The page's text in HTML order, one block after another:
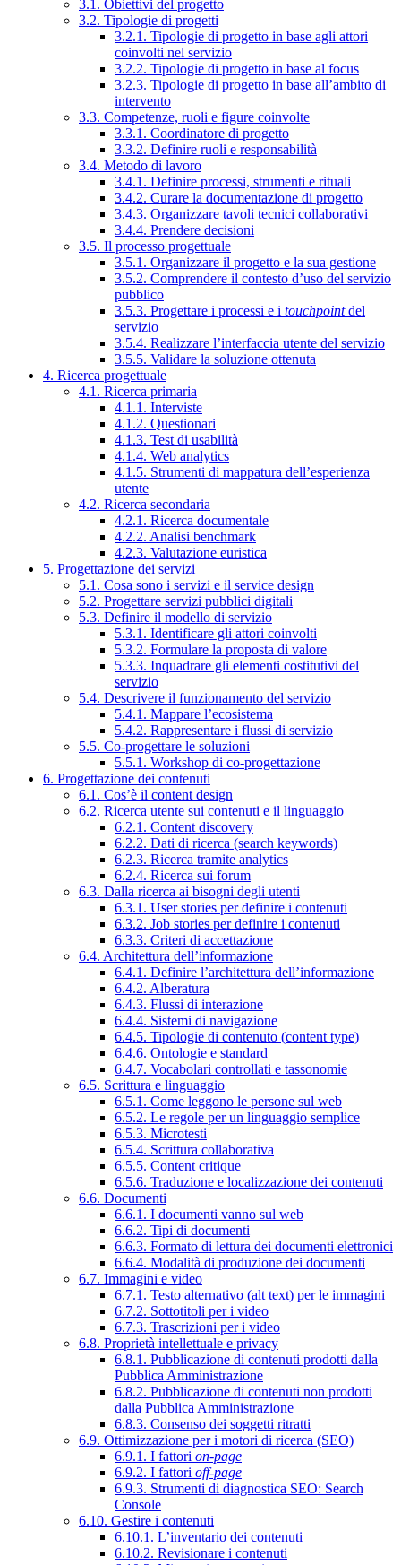
3.1. Obiettivi del progetto
3.2. Tipologie di progetti
3.2.1. Tipologie di progetto in base agli attori
coinvolti nel servizio
3.2.2. Tipologie di progetto in base al focus
3.2.3. Tipologie di progetto in base all’ambito di
intervento
3.3. Competenze, ruoli e figure coinvolte
3.3.1. Coordinatore di progetto
3.3.2. Definire ruoli e responsabilità
3.4. Metodo di lavoro
3.4.1. Definire processi, strumenti e rituali
3.4.2. Curare la documentazione di progetto
3.4.3. Organizzare tavoli tecnici collaborativi
3.4.4. Prendere decisioni
3.5. Il processo progettuale
3.5.1. Organizzare il progetto e la sua gestione
3.5.2. Comprendere il contesto d’uso del servizio
pubblico
3.5.3. Progettare i processi e i touchpointdel
servizio
3.5.4. Realizzare l’interfaccia utente del servizio
3.5.5. Validare la soluzione ottenuta
4. Ricerca progettuale
4.1. Ricerca primaria
4.1.1. Interviste
4.1.2. Questionari
4.1.3. Test di usabilità
4.1.4. Web analytics
4.1.5. Strumenti di mappatura dell’esperienza
utente
4.2. Ricerca secondaria
4.2.1. Ricerca documentale
4.2.2. Analisi benchmark
4.2.3. Valutazione euristica
5. Progettazione dei servizi
5.1. Cosa sono i servizi e il service design
5.2. Progettare servizi pubblici digitali
5.3. Definire il modello di servizio
5.3.1. Identificare gli attori coinvolti
5.3.2. Formulare la proposta di valore
5.3.3. Inquadrare gli elementi costitutivi del
servizio
5.4. Descrivere il funzionamento del servizio
5.4.1. Mappare l’ecosistema
5.4.2. Rappresentare i flussi di servizio
5.5. Co-progettare le soluzioni
5.5.1. Workshop di co-progettazione
6. Progettazione dei contenuti
6.1. Cos’è il content design
6.2. Ricerca utente sui contenuti e il linguaggio
6.2.1. Content discovery
6.2.2. Dati di ricerca (search keywords)
6.2.3. Ricerca tramite analytics
6.2.4. Ricerca sui forum
6.3. Dalla ricerca ai bisogni degli utenti
6.3.1. User stories per definire i contenuti
6.3.2. Job stories per definire i contenuti
6.3.3. Criteri di accettazione
6.4. Architettura dell’informazione
6.4.1. Definire l’architettura dell’informazione
6.4.2. Alberatura
6.4.3. Flussi di interazione
6.4.4. Sistemi di navigazione
6.4.5. Tipologie di contenuto (content type)
6.4.6. Ontologie e standard
6.4.7. Vocabolari controllati e tassonomie
6.5. Scrittura e linguaggio
6.5.1. Come leggono le persone sul web
6.5.2. Le regole per un linguaggio semplice
6.5.3. Microtesti
6.5.4. Scrittura collaborativa
6.5.5. Content critique
6.5.6. Traduzione e localizzazione dei contenuti
6.6. Documenti
6.6.1. I documenti vanno sul web
6.6.2. Tipi di documenti
6.6.3. Formato di lettura dei documenti elettronici
6.6.4. Modalità di produzione dei documenti
6.7. Immagini e video
6.7.1. Testo alternativo (alt text) per le immagini
6.7.2. Sottotitoli per i video
6.7.3. Trascrizioni per i video
6.8. Proprietà intellettuale e privacy
6.8.1. Pubblicazione di contenuti prodotti dalla
Pubblica Amministrazione
6.8.2. Pubblicazione di contenuti non prodotti
dalla Pubblica Amministrazione
6.8.3. Consenso dei soggetti ritratti
6.9. Ottimizzazione per i motori di ricerca (SEO)
6.9.1. I fattori on-page
6.9.2. I fattori off-page
6.9.3. Strumenti di diagnostica SEO: Search
Console
6.10. Gestire i contenuti
6.10.1. L’inventario dei contenuti
6.10.2. Revisionare i contenuti